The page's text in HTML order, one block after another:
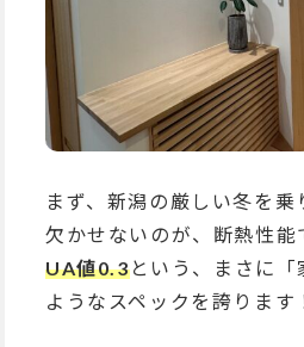
まず、新潟の厳しい冬を
欠かせないのが、断熱性能
UA値0.3という、まさに「
ようなスペックを誇ります